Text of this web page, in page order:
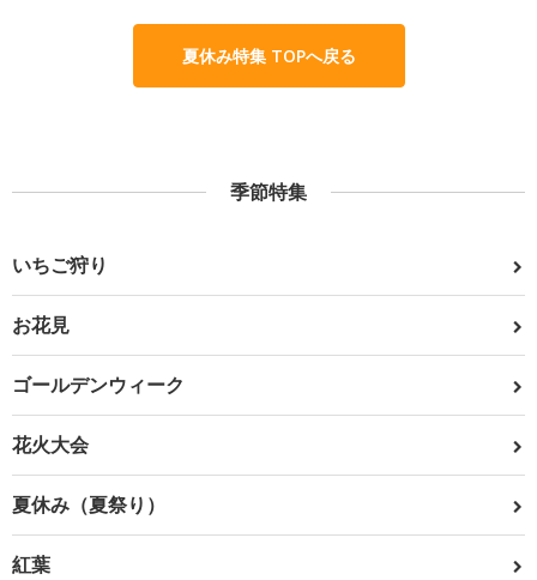
夏休み特集 TOPへ戻る
季節特集
いちご狩り
お花見
ゴールデンウィーク
花火大会
夏休み（夏祭り）
紅葉